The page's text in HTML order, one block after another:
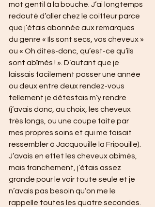
mot gentil à la bouche. J’ai longtemps
redouté d’aller chez le coiffeur parce
que j’étais abonnée aux remarques
du genre « Ils sont secs, vos cheveux »
ou « Oh dites-donc, qu’est-ce qu’ils
sont abîmés ! ». D’autant que je
laissais facilement passer une année
ou deux entre deux rendez-vous
tellement je détestais m’y rendre
(j’avais donc, au choix, les cheveux
très longs, ou une coupe faite par
mes propres soins et qui me faisait
ressembler à Jacquouille la Fripouille).
J’avais en effet les cheveux abimés,
mais franchement, j’étais assez
grande pour le voir toute seule et je
n’avais pas besoin qu’on me le
rappelle toutes les quatre secondes.